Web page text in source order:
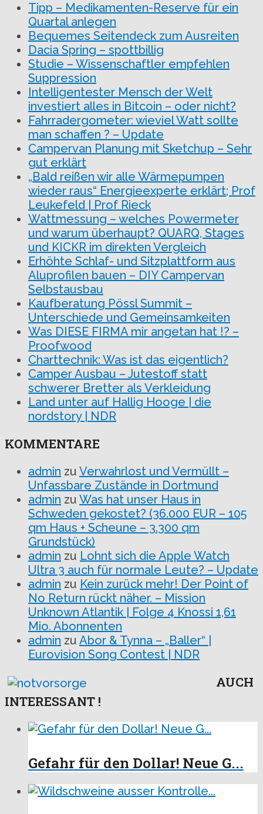
Tipp – Medikamenten-Reserve für ein
Quartal anlegen
Bequemes Seitendeck zum Ausreiten
Dacia Spring – spottbillig
Studie – Wissenschaftler empfehlen
Suppression
Intelligentester Mensch der Welt
investiert alles in Bitcoin – oder nicht?
Fahrradergometer: wieviel Watt sollte
man schaffen ? – Update
Campervan Planung mit Sketchup – Sehr
gut erklärt
„Bald reißen wir alle Wärmepumpen
wieder raus“ Energieexperte erklärt; Prof
Leukefeld | Prof Rieck
Wattmessung – welches Powermeter
und warum überhaupt? QUARQ, Stages
und KICKR im direkten Vergleich
Erhöhte Schlaf- und Sitzplattform aus
Aluprofilen bauen – DIY Campervan
Selbstausbau
Kaufberatung Pössl Summit –
Unterschiede und Gemeinsamkeiten
Was DIESE FIRMA mir angetan hat !? –
Proofwood
Charttechnik: Was ist das eigentlich?
Camper Ausbau – Jutestoff statt
schwerer Bretter als Verkleidung
Land unter auf Hallig Hooge | die
nordstory | NDR
KOMMENTARE
admin zu Verwahrlost und Vermüllt –
Unfassbare Zustände in Dortmund
admin zu Was hat unser Haus in
Schweden gekostet? (36.000 EUR – 105
qm Haus + Scheune – 3.300 qm
Grundstück)
admin zu Lohnt sich die Apple Watch
Ultra 3 auch für normale Leute? – Update
admin zu Kein zurück mehr! Der Point of
No Return rückt näher. – Mission
Unknown Atlantik | Folge 4 Knossi 1,61
Mio. Abonnenten
admin zu Abor & Tynna – „Baller“ |
Eurovision Song Contest | NDR
AUCH
INTERESSANT !
Gefahr für den Dollar! Neue G...